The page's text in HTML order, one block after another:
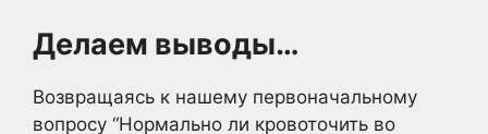
Делаем выводы…
Возвращаясь к нашему первоначальному
вопросу “Нормально ли кровоточить во